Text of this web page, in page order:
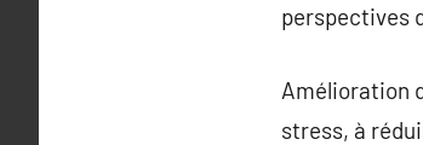
perspectives
Amélioration
stress, à